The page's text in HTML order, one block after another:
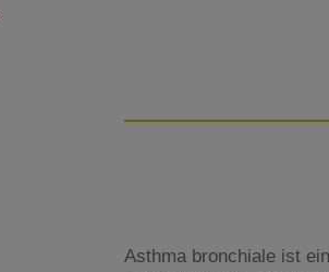
Asthma bronchiale ist